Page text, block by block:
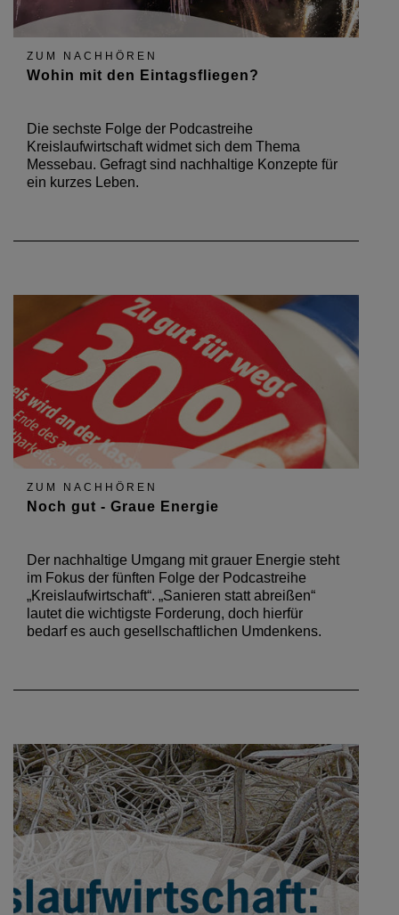
ZUM NACHHÖREN
Wohin mit den Eintagsfliegen?
Die sechste Folge der Podcastreihe
Kreislaufwirtschaft widmet sich dem Thema
Messebau. Gefragt sind nachhaltige Konzepte für
ein kurzes Leben.
ZUM NACHHÖREN
Noch gut - Graue Energie
Der nachhaltige Umgang mit grauer Energie steht
im Fokus der fünften Folge der Podcastreihe
„Kreislaufwirtschaft“. „Sanieren statt abreißen“
lautet die wichtigste Forderung, doch hierfür
bedarf es auch gesellschaftlichen Umdenkens.